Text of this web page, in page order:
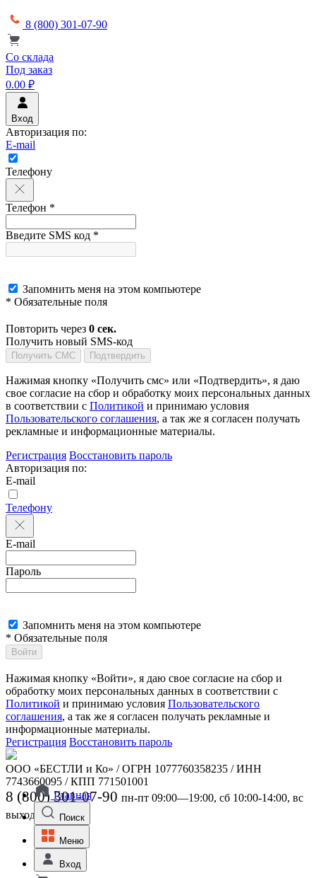
8 (800) 301-07-90
Со склада
Под заказ
0.00 ₽
Вход
Авторизация по:
E-mail
Телефону
Телефон *
Введите SMS код *
Запомнить меня на этом компьютере
* Обязательные поля
Повторить через 0 сек.
Получить новый SMS-код
Получить СМС Подтвердить
Нажимая кнопку «Получить смс» или «Подтвердить», я даю
свое согласие на сбор и обработку моих персональных данных
в соответствии с Политикой и принимаю условия
Пользовательского соглашения, а так же я согласен получать
рекламные и информационные материалы.
Регистрация Восстановить пароль
Авторизация по:
E-mail
Телефону
E-mail
Пароль
Запомнить меня на этом компьютере
* Обязательные поля
Войти
Нажимая кнопку «Войти», я даю свое согласие на сбор и
обработку моих персональных данных в соответствии с
Политикой и принимаю условия Пользовательского
соглашения, а так же я согласен получать рекламные и
информационные материалы.
Регистрация Восстановить пароль
ООО «БЕСТЛИ и Ко» / ОГРН 1077760358235 / ИНН
7743660095 / КПП 771501001
8 (800) 301-07-90 пн-пт 09:00—19:00, сб 10:00-14:00, вс
выходной
Главная
Поиск
Меню
Вход